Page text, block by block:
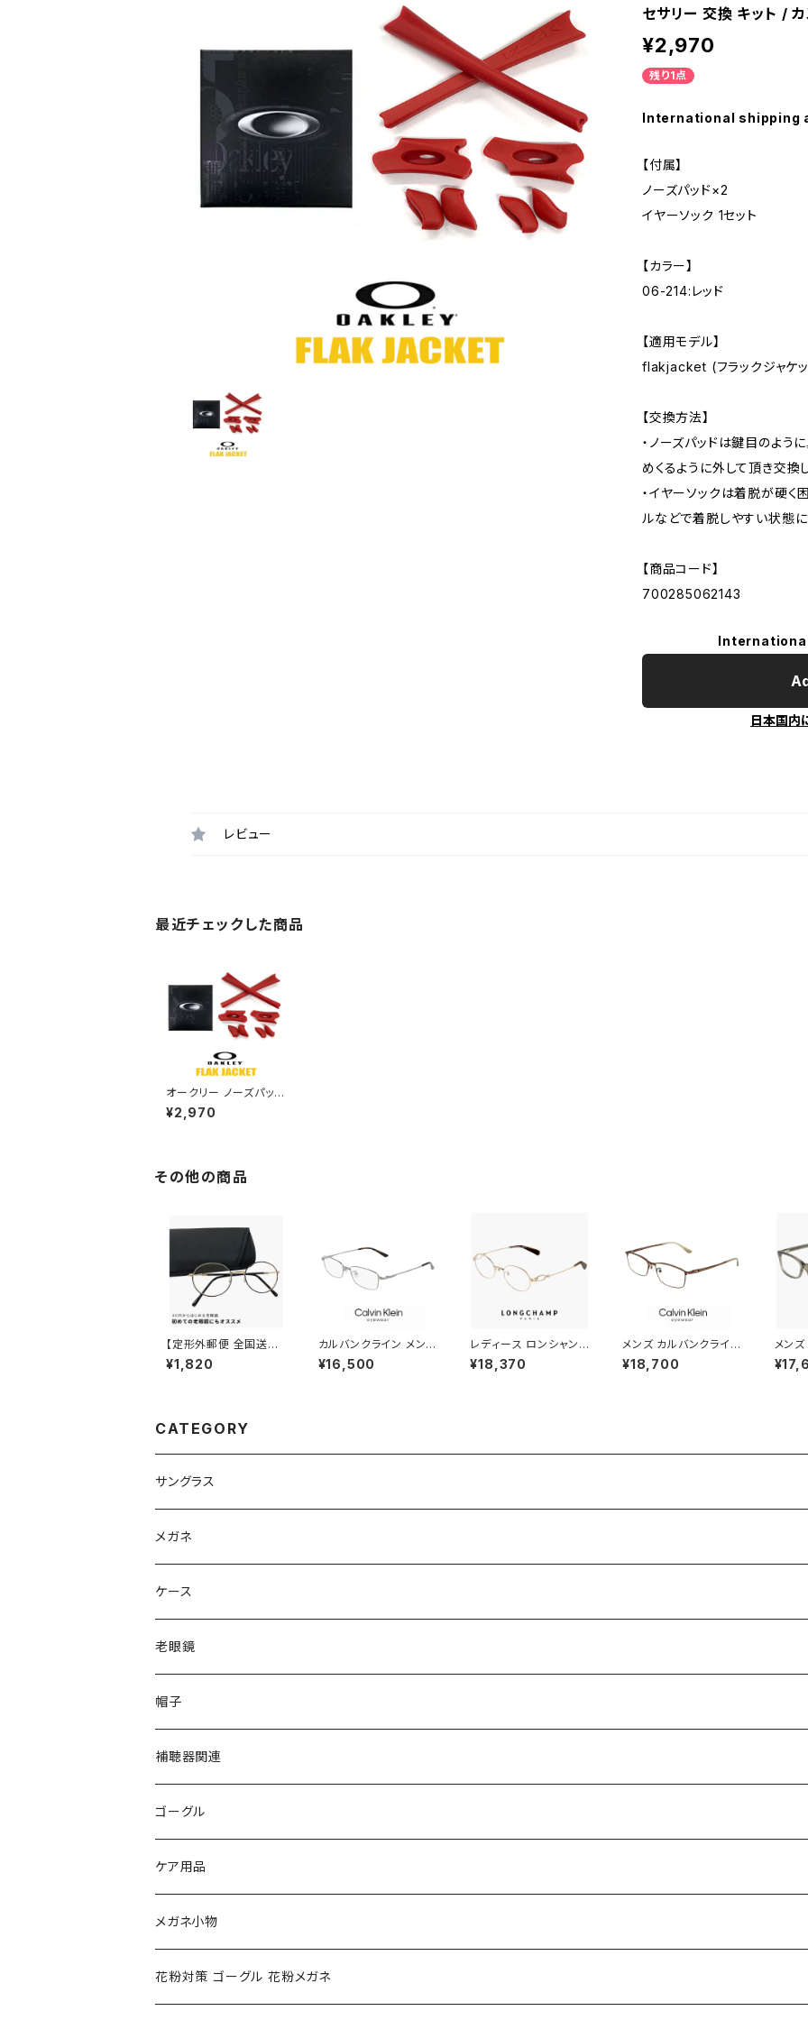
セサリー 交換 キット /
¥2,970
残り1点
International shipping
【付属】
ノーズパッド×2
イヤーソック 1セット
【カラー】
06-214:レッド
【適用モデル】
flakjacket (フラックジャケ
【交換方法】
・ノーズパッドは鍵目のよう
めくるように外して頂き交換
・イヤーソックは着脱が硬
ルなどで着脱しやすい状態
【商品コード】
700285062143
日本国内
レビュー
最近チェックした商品
オークリー ノーズパッド
イヤーソック パーツ 06
-214 【フラックジャケッ
タム オークレー レッド
赤
¥2,970
その他の商品
【定形外郵便 全国送料
無料】老眼鏡 rd9099
おしゃれ レディース メ
ド オーバル 型 近用 眼
眼鏡 黒縁 黒ぶち フレ
ディンググラス テレワー
1.50 +2.00
¥1,820
カルバンクライン メンズ
メガネ ck21114a-008
calvin klein 眼鏡 ck2
¥16,500
レディース ロンシャン
メガネ lo2550lbj-714
48mm longchamp
¥18,370
メンズ カルバンクライン
メガネ ck23111lb-20
0 calvin klein 眼鏡 c
¥18,700
メン
メガ
330
CATEGORY
サングラス
Ray-Ban レイバン
gucci グッチ
VivienneWestwood ヴィヴィアン
PAGE BOY ページボーイ
フルラ FURLA
トムフォード TOM FORD
NIKE ナイキ
クロエ chloe
ポリス POLICE
メガネ
Ray-Ban レイバン
gucci グッチ
VivienneWestwood ヴィヴィアン
FURLA フルラ
トムフォード TOM FORD
Oakley オークリー
renoma レノマ
RODEN STOCK ローデンストック
ケース
老眼鏡
エッシェンバッハ Eschenbach
PORSCHE DESIGN ポルシェデザイン
ルーペ
帽子
補聴器関連
ゴーグル
アックス AXE
花粉対策ゴーグル
度つき対応ゴーグル
ケア用品
メガネ小物
花粉対策 ゴーグル 花粉メガネ